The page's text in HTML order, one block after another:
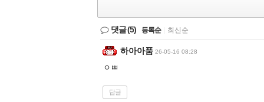
댓글(5) 등록순 최신순
하아아품 26-05-16 08:28
ㅇㅃ
답글